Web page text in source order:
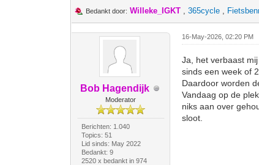
Bedankt door: Willeke_IGKT ,365cycle ,
Bob Hagendijk
Moderator
Berichten: 1.040
Topics: 51
Lid sinds: May 2022
Bedankt: 9
2520 x bedankt in 974
16-May-2026, 02:20 PM
Ja, het verbaast
sinds een week of
Daardoor worden
Vandaag op de
niks aan over
sloot.